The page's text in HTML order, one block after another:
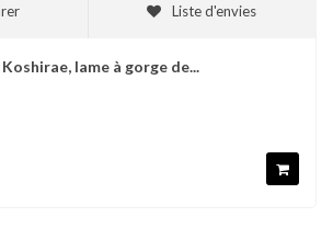
Liste d'envies
lame à gorge de...